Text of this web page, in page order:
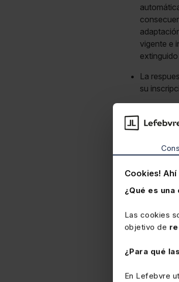
Cookies!
¿Qué es una
Las cookies
objetivo de
¿Para qué
En Lefebvre
vigente e
La
su